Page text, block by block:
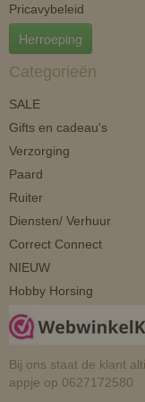
Pricavybeleid
Herroeping
Categorieën
SALE
Gifts en cadeau's
Verzorging
Paard
Ruiter
Diensten/ Verhuur
Correct Connect
NIEUW
Hobby Horsing
Bij ons staat de klant
appje op 0627172580